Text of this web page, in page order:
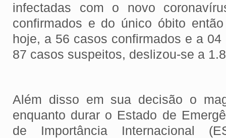
infectadas com o novo
confirmados e do único óbito
hoje, a 56 casos confirmados e a
87 casos suspeitos, deslizou-se a
Além disso em sua decisão o
enquanto durar o Estado de
de Importância Internacional